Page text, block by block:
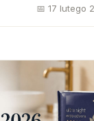
📅 17 lutego